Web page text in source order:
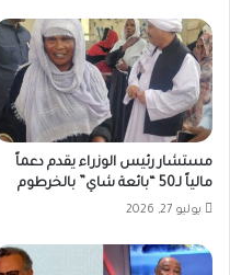
مستشار رئيس الوزراء يقدم دعماً
مالياً لـ50 “بائعة شاي” بالخرطوم
يوليو 27, 2026